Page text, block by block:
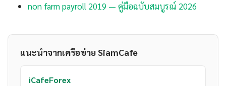
non farm payroll 2019 — คู่มือฉบับสมบูรณ์ 2026
แนะนำจากเครือข่าย SiamCafe
iCafeForex